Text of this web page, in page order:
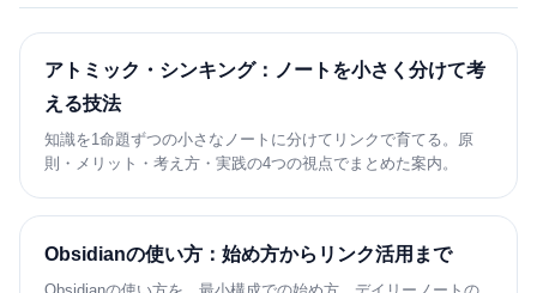
アトミック・シンキング：ノートを小さく分けて考
える技法
知識を1命題ずつの小さなノートに分けてリンクで育てる。原
則・メリット・考え方・実践の4つの視点でまとめた案内。
Obsidianの使い方：始め方からリンク活用まで